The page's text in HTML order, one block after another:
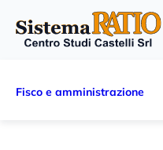
Fisco e amministrazione